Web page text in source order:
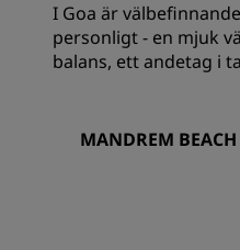
I Goa är
personligt - en mjuk
balans, ett andetag i
MANDREM BEACH